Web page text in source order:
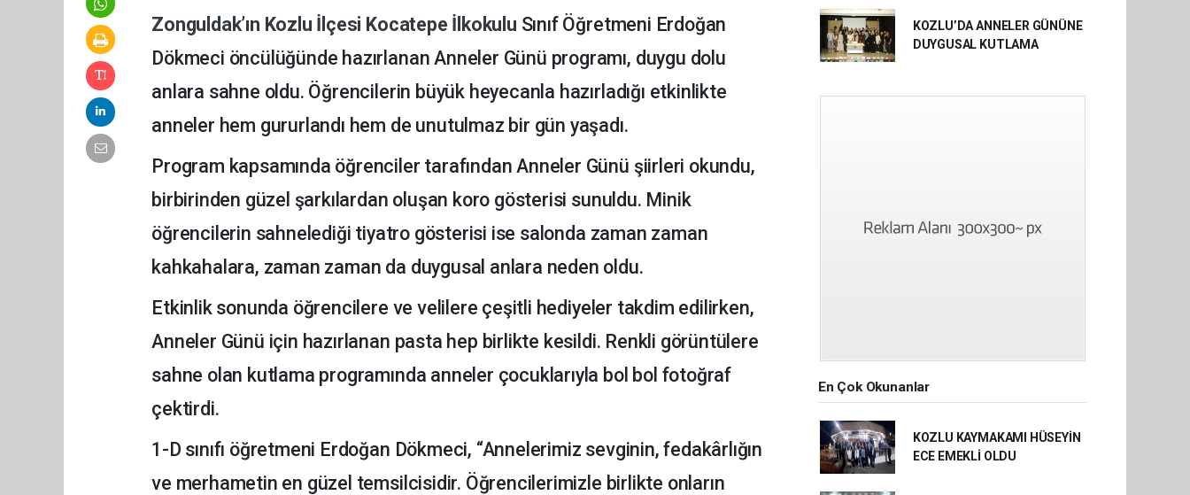
Zonguldak’ın Kozlu İlçesi Kocatepe İlkokulu Sınıf Öğretmeni Erdoğan
Dökmeci öncülüğünde hazırlanan Anneler Günü programı, duygu dolu
anlara sahne oldu. Öğrencilerin büyük heyecanla hazırladığı etkinlikte
anneler hem gururlandı hem de unutulmaz bir gün yaşadı.
Program kapsamında öğrenciler tarafından Anneler Günü şiirleri okundu,
birbirinden güzel şarkılardan oluşan koro gösterisi sunuldu. Minik
öğrencilerin sahnelediği tiyatro gösterisi ise salonda zaman zaman
kahkahalara, zaman zaman da duygusal anlara neden oldu.
Etkinlik sonunda öğrencilere ve velilere çeşitli hediyeler takdim edilirken,
Anneler Günü için hazırlanan pasta hep birlikte kesildi. Renkli görüntülere
sahne olan kutlama programında anneler çocuklarıyla bol bol fotoğraf
çektirdi.
1-D sınıfı öğretmeni Erdoğan Dökmeci, “Annelerimiz sevginin, fedakârlığın
ve merhametin en güzel temsilcisidir. Öğrencilerimizle birlikte onların
KOZLU’DA ANNELER GÜNÜNE
DUYGUSAL KUTLAMA
En Çok Okunanlar
KOZLU KAYMAKAMI HÜSEYİN
ECE EMEKLİ OLDU